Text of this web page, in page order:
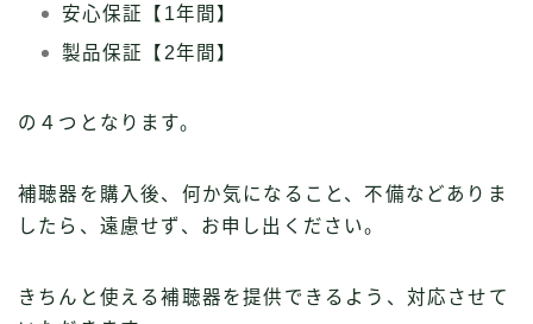
安心保証【1年間】
製品保証【2年間】
の４つとなります。
補聴器を購入後、何か気になること、不備などありま
したら、遠慮せず、お申し出ください。
きちんと使える補聴器を提供できるよう、対応させて